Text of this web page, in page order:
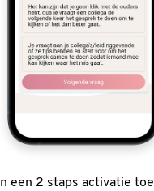
In een 2 staps activatie